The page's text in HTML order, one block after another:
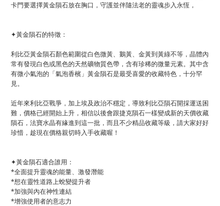
卡門要選擇黃金隕石放在胸口，守護並伴隨法老的靈魂步入永恆，
✦黃金隕石的特徵：
利比亞黃金隕石顏色範圍從白色微黃、鵝黃、金黃到黃綠不等，晶體內
常有發現白色或黑色的天然礦物質色帶，含有珍稀的微量元素。其中含
有微小氣泡的「氣泡香檳」黃金隕石是最受喜愛的收藏特色，十分罕
見。
近年來利比亞戰爭，加上埃及政治不穩定，導致利比亞隕石開採運送困
難，價格已經開始上升，相信以後會跟捷克隕石一樣變成新的天價收藏
隕石，法寶水晶有緣進到這一批，而且不少精品收藏等級，請大家好好
珍惜，趁現在價格親切時入手收藏喔！
✦黃金隕石適合誰用：
*全面提升靈魂的能量、激發潛能
*想在靈性道路上蛻變提升者
*加強與內在神性連結
*增強使用者的意志力